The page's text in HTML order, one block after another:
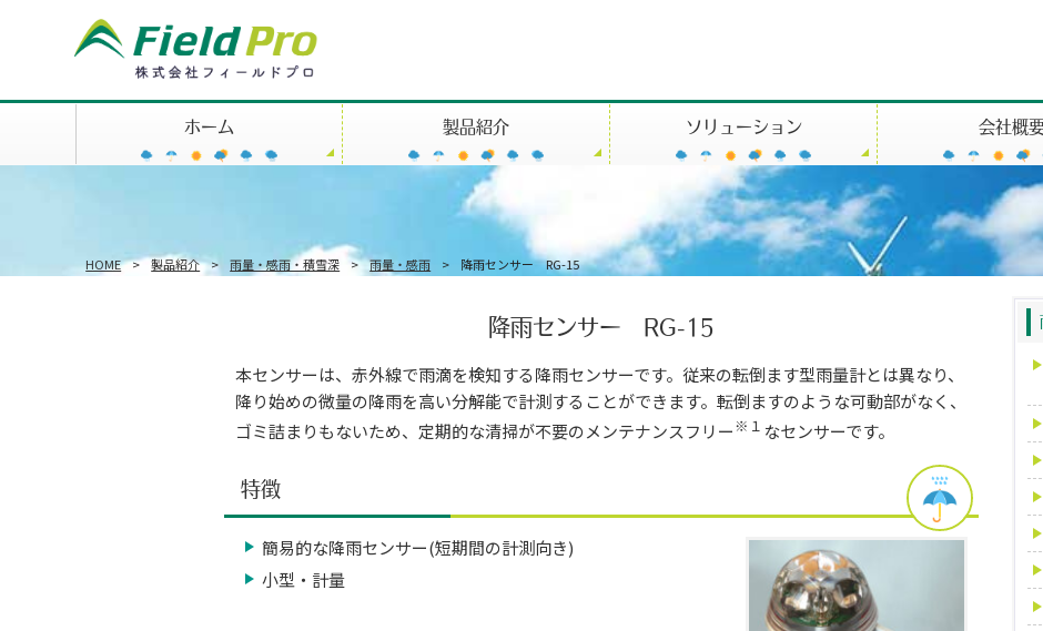
ホーム 製品紹介 ソリューション 会社概
HOME > 製品紹介 > 雨量・感雨・積雪深 > 雨量・感雨 > 降雨センサー RG-15
降雨センサー RG-15
本センサーは、赤外線で雨滴を検知する降雨センサーです。従来の転倒ます型雨量計とは異なり、
降り始めの微量の降雨を高い分解能で計測することができます。転倒ますのような可動部がなく、
ゴミ詰まりもないため、定期的な清掃が不要のメンテナンスフリー※１ なセンサーです。
特徴
簡易的な降雨センサー(短期間の計測向き)
小型・計量